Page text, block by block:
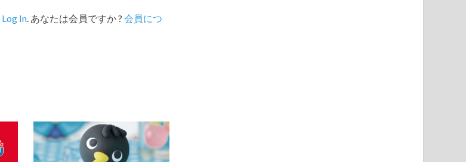
Log In. あなたは会員ですか ? 会員につ